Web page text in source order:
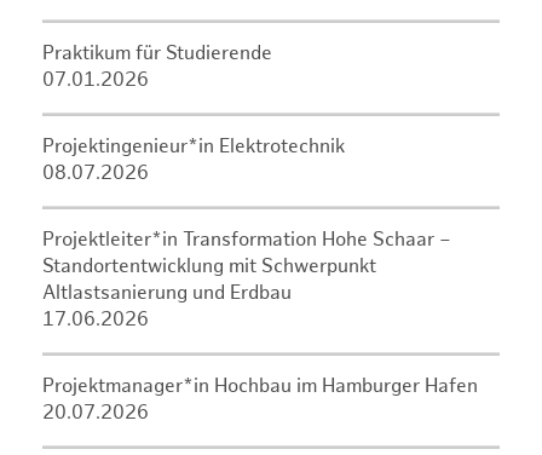
Praktikum für Studierende
07.01.2026
Projektingenieur*in Elektrotechnik
08.07.2026
Projektleiter*in Transformation Hohe Schaar –
Standortentwicklung mit Schwerpunkt
Altlastsanierung und Erdbau
17.06.2026
Projektmanager*in Hochbau im Hamburger Hafen
20.07.2026